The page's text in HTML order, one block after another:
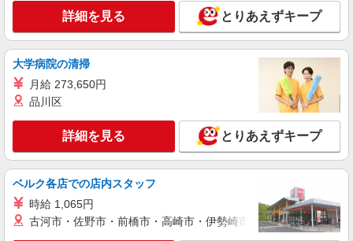
パート
すき家の店舗スタッフ（接客・調理・清掃な
時給1,180円 ※22:00〜翌5:00：時給1,475円 ※
高校生時給1,130円 ※早朝手当（5:00〜9:00）時給
キープ 詳細を見る
アルバイト パート
すき家 4号郡山日和田店
すき家の店舗スタッフ（接客・調理・清掃な
詳細を見る とりあえずキープ
大学病院の清掃
月給 273,650円
品川区
詳細を見る とりあえずキープ
ベルク各店での店内スタッフ
時給 1,065円
古河市・佐野市・前橋市・高崎市・伊勢崎市・太田市・館林市